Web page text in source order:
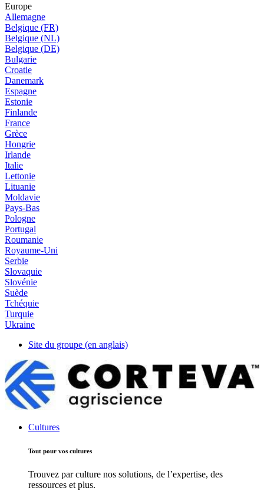
Europe
Allemagne
Belgique (FR)
Belgique (NL)
Belgique (DE)
Bulgarie
Croatie
Danemark
Espagne
Estonie
Finlande
France
Grèce
Hongrie
Irlande
Italie
Lettonie
Lituanie
Moldavie
Pays-Bas
Pologne
Portugal
Roumanie
Royaume-Uni
Serbie
Slovaquie
Slovénie
Suède
Tchéquie
Turquie
Ukraine
Site du groupe (en anglais)
Cultures
Tout pour vos cultures
Trouvez par culture nos solutions, de l’expertise, des
ressources et plus.